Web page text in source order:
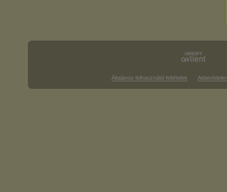
Általános felhasználói feltételek